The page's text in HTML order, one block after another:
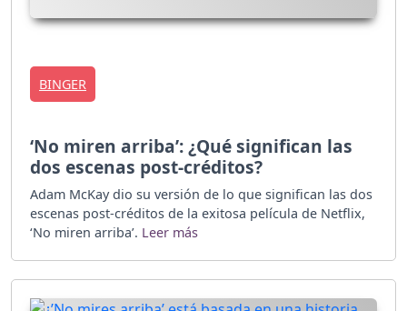
BINGER
‘No miren arriba’: ¿Qué significan las
dos escenas post-créditos?
Adam McKay dio su versión de lo que significan las dos
escenas post-créditos de la exitosa película de Netflix,
‘No miren arriba’.